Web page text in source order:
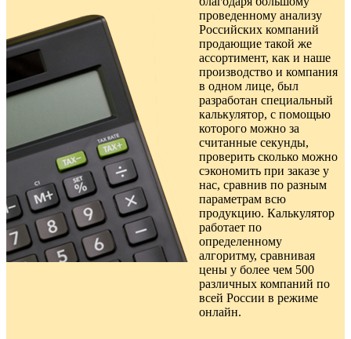
проведенному анализу
Российских компаний
продающие такой же
ассортимент, как и наше
производство и компания
в одном лице, был
разработан специальный
калькулятор, с помощью
которого можно за
считанные секунды,
проверить сколько можно
сэкономить при заказе у
нас, сравнив по разным
параметрам всю
продукцию. Калькулятор
работает по
определенному
алгоритму, сравнивая
цены у более чем 500
различных компаний по
всей России в режиме
онлайн.